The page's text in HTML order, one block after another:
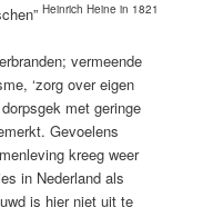
Heinrich Heine in 1821
vermeende
‘zorg over eigen
met geringe
Gevoelens
kreeg weer
in Nederland als
is hier niet uit te